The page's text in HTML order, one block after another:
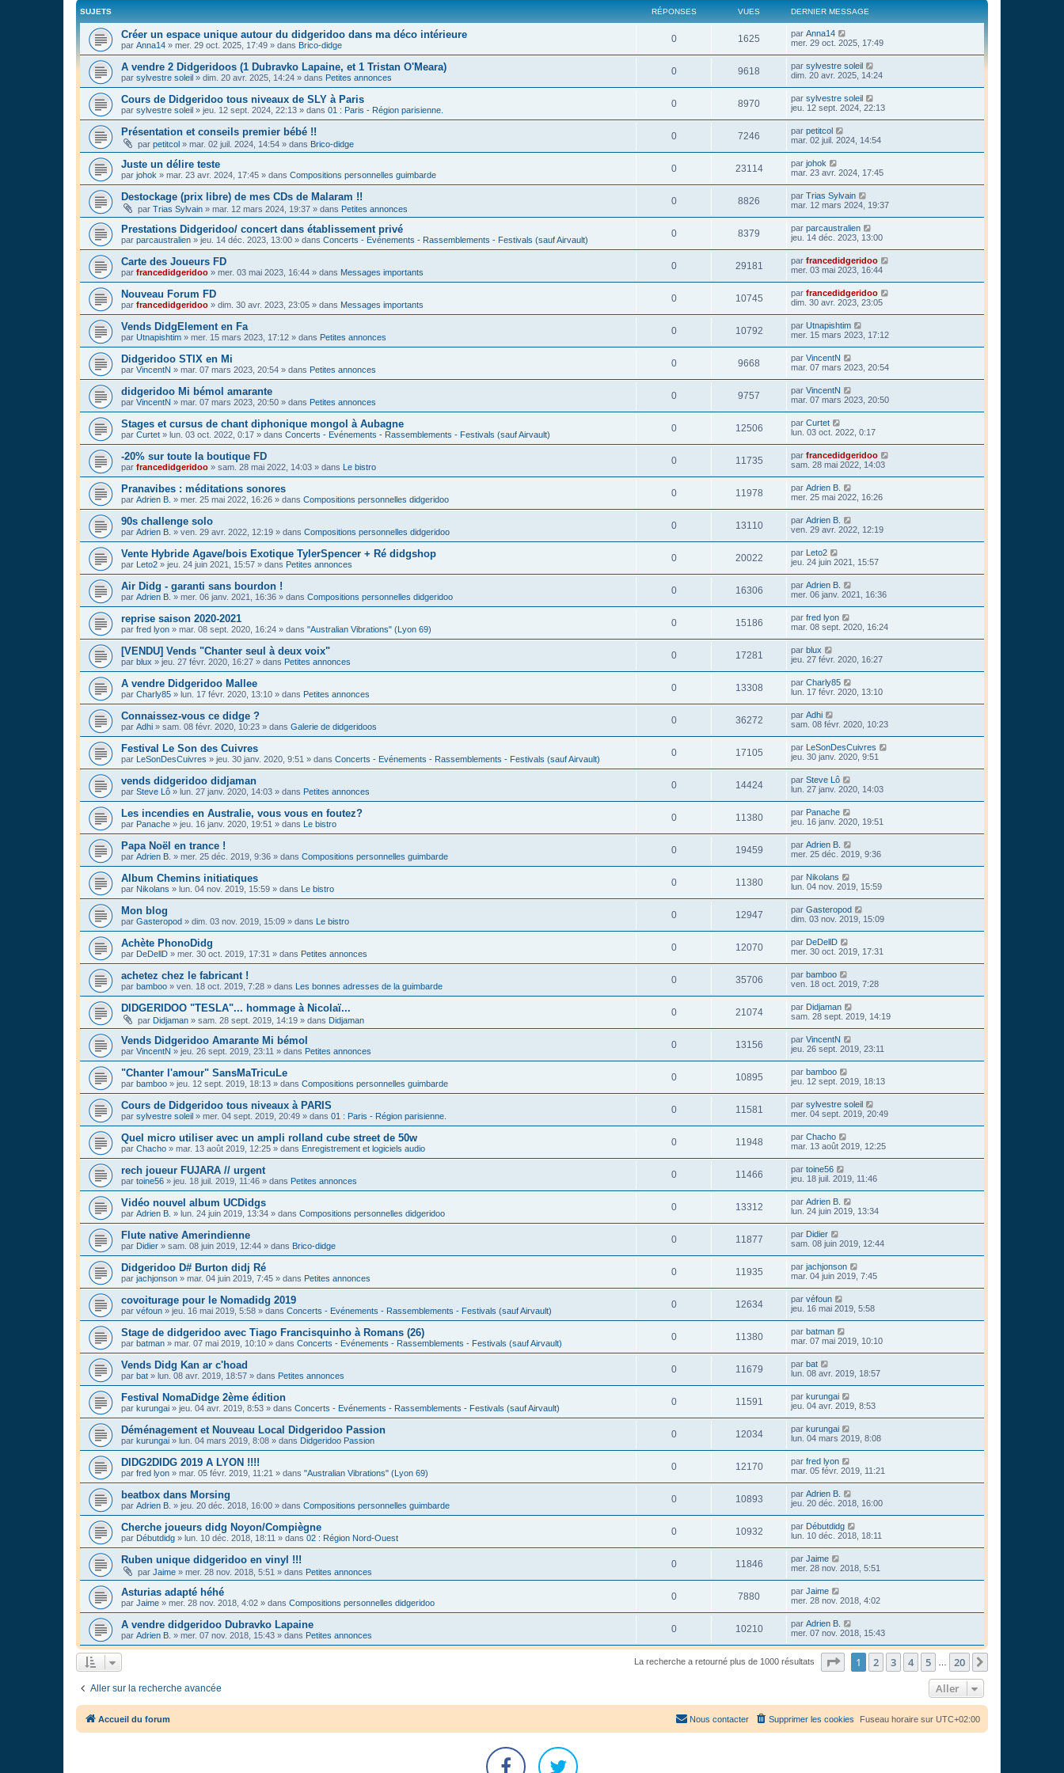
SUJETS RÉPONSES VUES DERNIER MESSAGE
Créer un espace unique autour du didgeridoo dans ma déco intérieure
par Anna14 » mer. 29 oct. 2025, 17:49 » dans Brico-didge
0 1625 par Anna14
mer. 29 oct. 2025, 17:49
A vendre 2 Didgeridoos (1 Dubravko Lapaine, et 1 Tristan O'Meara)
par sylvestre soleil » dim. 20 avr. 2025, 14:24 » dans Petites annonces
0 9618 par sylvestre soleil
dim. 20 avr. 2025, 14:24
Cours de Didgeridoo tous niveaux de SLY à Paris
par sylvestre soleil » jeu. 12 sept. 2024, 22:13 » dans 01 : Paris - Région parisienne.
0 8970 par sylvestre soleil
jeu. 12 sept. 2024, 22:13
Présentation et conseils premier bébé !!
par petitcol » mar. 02 juil. 2024, 14:54 » dans Brico-didge
0 7246 par petitcol
mar. 02 juil. 2024, 14:54
Juste un délire teste
par johok » mar. 23 avr. 2024, 17:45 » dans Compositions personnelles guimbarde
0 23114 par johok
mar. 23 avr. 2024, 17:45
Destockage (prix libre) de mes CDs de Malaram !!
par Trias Sylvain » mar. 12 mars 2024, 19:37 » dans Petites annonces
0 8826 par Trias Sylvain
mar. 12 mars 2024, 19:37
Prestations Didgeridoo/ concert dans établissement privé
par parcaustralien » jeu. 14 déc. 2023, 13:00 » dans Concerts - Evénements - Rassemblements - Festivals (sauf Airvault)
0 8379 par parcaustralien
jeu. 14 déc. 2023, 13:00
Carte des Joueurs FD
par francedidgeridoo » mer. 03 mai 2023, 16:44 » dans Messages importants
0 29181 par francedidgeridoo
mer. 03 mai 2023, 16:44
Nouveau Forum FD
par francedidgeridoo » dim. 30 avr. 2023, 23:05 » dans Messages importants
0 10745 par francedidgeridoo
dim. 30 avr. 2023, 23:05
Vends DidgElement en Fa
par Utnapishtim » mer. 15 mars 2023, 17:12 » dans Petites annonces
0 10792 par Utnapishtim
mer. 15 mars 2023, 17:12
Didgeridoo STIX en Mi
par VincentN » mar. 07 mars 2023, 20:54 » dans Petites annonces
0 9668 par VincentN
mar. 07 mars 2023, 20:54
didgeridoo Mi bémol amarante
par VincentN » mar. 07 mars 2023, 20:50 » dans Petites annonces
0 9757 par VincentN
mar. 07 mars 2023, 20:50
Stages et cursus de chant diphonique mongol à Aubagne
par Curtet » lun. 03 oct. 2022, 0:17 » dans Concerts - Evénements - Rassemblements - Festivals (sauf Airvault)
0 12506 par Curtet
lun. 03 oct. 2022, 0:17
-20% sur toute la boutique FD
par francedidgeridoo » sam. 28 mai 2022, 14:03 » dans Le bistro
0 11735 par francedidgeridoo
sam. 28 mai 2022, 14:03
Pranavibes : méditations sonores
par Adrien B. » mer. 25 mai 2022, 16:26 » dans Compositions personnelles didgeridoo
0 11978 par Adrien B.
mer. 25 mai 2022, 16:26
90s challenge solo
par Adrien B. » ven. 29 avr. 2022, 12:19 » dans Compositions personnelles didgeridoo
0 13110 par Adrien B.
ven. 29 avr. 2022, 12:19
Vente Hybride Agave/bois Exotique TylerSpencer + Ré didgshop
par Leto2 » jeu. 24 juin 2021, 15:57 » dans Petites annonces
0 20022 par
Leto2
jeu. 24 juin 2021, 15:57
Air Didg - garanti sans bourdon !
par Adrien B. » mer. 06 janv. 2021, 16:36 » dans Compositions personnelles didgeridoo
0 16306 par Adrien B.
mer. 06 janv. 2021, 16:36
reprise saison 2020-2021
par fred lyon » mar. 08 sept. 2020, 16:24 » dans "Australian Vibrations" (Lyon 69)
0 15186 par fred lyon
mar. 08 sept. 2020, 16:24
[VENDU] Vends "Chanter seul à deux voix"
par blux » jeu. 27 févr. 2020, 16:27 » dans Petites annonces
0 17281 par blux
jeu. 27 févr. 2020, 16:27
A vendre Didgeridoo Mallee
par Charly85 » lun. 17 févr. 2020, 13:10 » dans Petites annonces
0 13308 par Charly85
lun. 17 févr. 2020, 13:10
Connaissez-vous ce didge ?
par Adhi » sam. 08 févr. 2020, 10:23 » dans Galerie de didgeridoos
0 36272 par Adhi
sam. 08 févr. 2020, 10:23
Festival Le Son des Cuivres
par LeSonDesCuivres » jeu. 30 janv. 2020, 9:51 » dans Concerts - Evénements - Rassemblements - Festivals (sauf Airvault)
0 17105 par
LeSonDesCuivres
jeu. 30 janv. 2020, 9:51
vends didgeridoo didjaman
par Steve Lô » lun. 27 janv. 2020, 14:03 » dans Petites annonces
0 14424 par Steve Lô
lun. 27 janv. 2020, 14:03
Les incendies en Australie, vous vous en foutez?
par Panache » jeu. 16 janv. 2020, 19:51 » dans Le bistro
0 11380 par Panache
jeu. 16 janv. 2020, 19:51
Papa Noël en trance !
par Adrien B. » mer. 25 déc. 2019, 9:36 » dans Compositions personnelles guimbarde
0 19459 par Adrien B.
mer. 25 déc. 2019, 9:36
Album Chemins initiatiques
par Nikolans » lun. 04 nov. 2019, 15:59 » dans Le bistro
0 11380 par Nikolans
lun. 04 nov. 2019, 15:59
Mon blog
par Gasteropod » dim. 03 nov. 2019, 15:09 » dans Le bistro
0 12947 par Gasteropod
dim. 03 nov. 2019, 15:09
Achète PhonoDidg
par DeDellD » mer. 30 oct. 2019, 17:31 » dans Petites annonces
0 12070 par DeDellD
mer. 30 oct. 2019, 17:31
achetez chez le fabricant !
par bamboo » ven. 18 oct. 2019, 7:28 » dans Les bonnes adresses de la guimbarde
0 35706 par bamboo
ven. 18 oct. 2019, 7:28
DIDGERIDOO "TESLA"... hommage à Nicolaï...
par Didjaman » sam. 28 sept. 2019, 14:19 » dans Didjaman
0 21074 par Didjaman
sam. 28 sept. 2019, 14:19
Vends Didgeridoo Amarante Mi bémol
par VincentN » jeu. 26 sept. 2019, 23:11 » dans Petites annonces
0 13156 par VincentN
jeu. 26 sept. 2019, 23:11
"Chanter l'amour" SansMaTricuLe
par bamboo » jeu. 12 sept. 2019, 18:13 » dans Compositions personnelles guimbarde
0 10895 par bamboo
jeu. 12 sept. 2019, 18:13
Cours de Didgeridoo tous niveaux à PARIS
par sylvestre soleil » mer. 04 sept. 2019, 20:49 » dans 01 : Paris - Région parisienne.
0 11581 par sylvestre soleil
mer. 04 sept. 2019, 20:49
Quel micro utiliser avec un ampli rolland cube street de 50w
par Chacho » mar. 13 août 2019, 12:25 » dans Enregistrement et logiciels audio
0 11948 par Chacho
mar. 13 août 2019, 12:25
rech joueur FUJARA // urgent
par toine56 » jeu. 18 juil. 2019, 11:46 » dans Petites annonces
0 11466 par toine56
jeu. 18 juil. 2019, 11:46
Vidéo nouvel album UCDidgs
par Adrien B. » lun. 24 juin 2019, 13:34 » dans Compositions personnelles didgeridoo
0 13312 par Adrien B.
lun. 24 juin 2019, 13:34
Flute native Amerindienne
par Didier » sam. 08 juin 2019, 12:44 » dans Brico-didge
0 11877 par Didier
sam. 08 juin 2019, 12:44
Didgeridoo D# Burton didj Ré
par jachjonson » mar. 04 juin 2019, 7:45 » dans Petites annonces
0 11935 par jachjonson
mar. 04 juin 2019, 7:45
covoiturage pour le Nomadidg 2019
par véfoun » jeu. 16 mai 2019, 5:58 » dans Concerts - Evénements - Rassemblements - Festivals (sauf Airvault)
0 12634 par véfoun
jeu. 16 mai 2019, 5:58
Stage de didgeridoo avec Tiago Francisquinho à Romans (26)
par batman » mar. 07 mai 2019, 10:10 » dans Concerts - Evénements - Rassemblements - Festivals (sauf Airvault)
0 11380 par batman
mar. 07 mai 2019, 10:10
Vends Didg Kan ar c'hoad
par bat » lun. 08 avr. 2019, 18:57 » dans Petites annonces
0 11679 par bat
lun. 08 avr. 2019, 18:57
Festival NomaDidge 2ème édition
par kurungai » jeu. 04 avr. 2019, 8:53 » dans Concerts - Evénements - Rassemblements - Festivals (sauf Airvault)
0 11591 par kurungai
jeu. 04 avr. 2019, 8:53
Déménagement et Nouveau Local Didgeridoo Passion
par kurungai » lun. 04 mars 2019, 8:08 » dans Didgeridoo Passion
0 12034 par kurungai
lun. 04 mars 2019, 8:08
DIDG2DIDG 2019 A LYON !!!!
par fred lyon » mar. 05 févr. 2019, 11:21 » dans "Australian Vibrations" (Lyon 69)
0 12170 par fred lyon
mar. 05 févr. 2019, 11:21
beatbox dans Morsing
par Adrien B. » jeu. 20 déc. 2018, 16:00 » dans Compositions personnelles guimbarde
0 10893 par Adrien B.
jeu. 20 déc. 2018, 16:00
Cherche joueurs didg Noyon/Compiègne
par Débutdidg » lun. 10 déc. 2018, 18:11 » dans 02 : Région Nord-Ouest
0 10932 par Débutdidg
lun. 10 déc. 2018, 18:11
Ruben unique didgeridoo en vinyl !!!
par Jaime » mer. 28 nov. 2018, 5:51 » dans Petites annonces
0 11846 par Jaime
mer. 28 nov. 2018, 5:51
Asturias adapté héhé
par Jaime » mer. 28 nov. 2018, 4:02 » dans Compositions personnelles didgeridoo
0 7880 par Jaime
mer. 28 nov. 2018, 4:02
A vendre didgeridoo Dubravko Lapaine
par Adrien B. » mer. 07 nov. 2018, 15:43 » dans Petites annonces
0 10210 par Adrien B.
mer. 07 nov. 2018, 15:43
La recherche a retourné plus de 1000 résultats Page sur20
1 2 3 4 5 20
Aller sur la recherche avancée Aller
Accueil du forum Fuseau horaire sur UTC+02:00
Supprimer les cookies
Nous contacter